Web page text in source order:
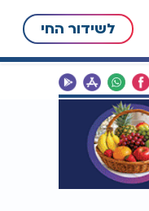
לשידור החי